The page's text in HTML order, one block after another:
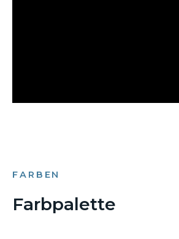
FARBEN
Farbpalette